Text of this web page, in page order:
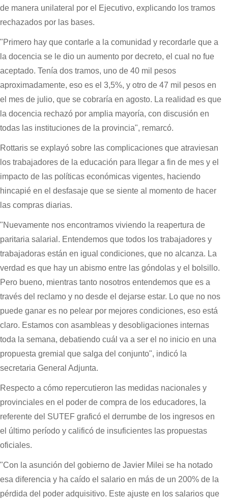
de manera unilateral por el Ejecutivo, explicando los tramos
rechazados por las bases.
"Primero hay que contarle a la comunidad y recordarle que a
la docencia se le dio un aumento por decreto, el cual no fue
aceptado. Tenía dos tramos, uno de 40 mil pesos
aproximadamente, eso es el 3,5%, y otro de 47 mil pesos en
el mes de julio, que se cobraría en agosto. La realidad es que
la docencia rechazó por amplia mayoría, con discusión en
todas las instituciones de la provincia", remarcó.
Rottaris se explayó sobre las complicaciones que atraviesan
los trabajadores de la educación para llegar a fin de mes y el
impacto de las políticas económicas vigentes, haciendo
hincapié en el desfasaje que se siente al momento de hacer
las compras diarias.
"Nuevamente nos encontramos viviendo la reapertura de
paritaria salarial. Entendemos que todos los trabajadores y
trabajadoras están en igual condiciones, que no alcanza. La
verdad es que hay un abismo entre las góndolas y el bolsillo.
Pero bueno, mientras tanto nosotros entendemos que es a
través del reclamo y no desde el dejarse estar. Lo que no nos
puede ganar es no pelear por mejores condiciones, eso está
claro. Estamos con asambleas y desobligaciones internas
toda la semana, debatiendo cuál va a ser el no inicio en una
propuesta gremial que salga del conjunto", indicó la
secretaria General Adjunta.
Respecto a cómo repercutieron las medidas nacionales y
provinciales en el poder de compra de los educadores, la
referente del SUTEF graficó el derrumbe de los ingresos en
el último período y calificó de insuficientes las propuestas
oficiales.
"Con la asunción del gobierno de Javier Milei se ha notado
esa diferencia y ha caído el salario en más de un 200% de la
pérdida del poder adquisitivo. Este ajuste en los salarios que